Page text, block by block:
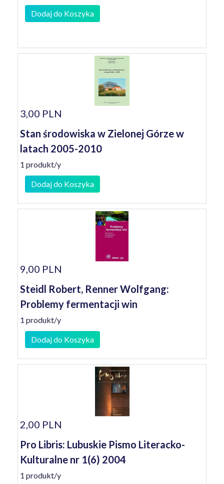
Dodaj do Koszyka
3,00 PLN
Stan środowiska w Zielonej Górze w
latach 2005-2010
1 produkt/y
Dodaj do Koszyka
9,00 PLN
Steidl Robert, Renner Wolfgang:
Problemy fermentacji win
1 produkt/y
Dodaj do Koszyka
2,00 PLN
Pro Libris: Lubuskie Pismo Literacko-
Kulturalne nr 1(6) 2004
1 produkt/y